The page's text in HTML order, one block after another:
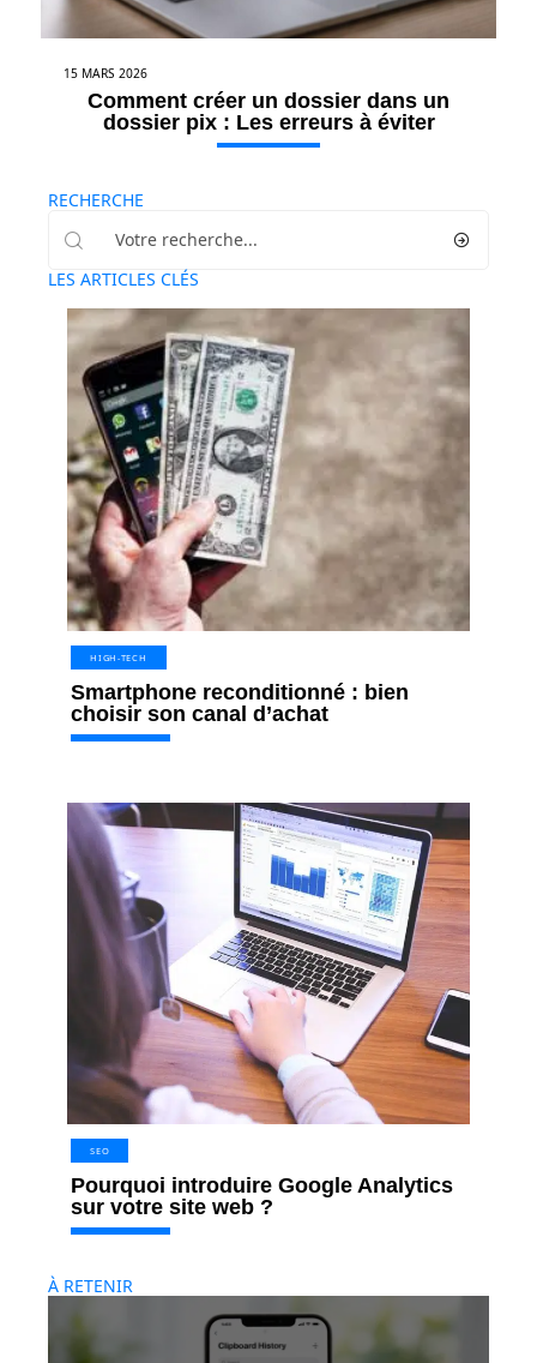
15 MARS 2026
Comment créer un dossier dans un
dossier pix : Les erreurs à éviter
RECHERCHE
LES ARTICLES CLÉS
HIGH-TECH
Smartphone reconditionné : bien
choisir son canal d’achat
SEO
Pourquoi introduire Google Analytics
sur votre site web ?
À RETENIR